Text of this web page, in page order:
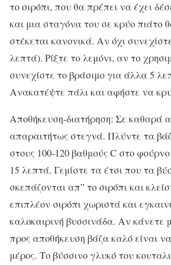
το σιρόπι, που θα πρέπει να έχει
και μια σταγόνα του σε κρύο πιάτο
στέκεται κανονικά. Αν όχι
λεπτά). Ρίξτε το λεμόνι, αν το
συνεχίστε το βράσιμο για άλλα 5
Ανακατέψτε πάλι και αφήστε να
Αποθήκευση-διατήρηση: Σε καθαρά
απαραιτήτως στεγνά. Πλύντε τα
στους 100-120 βαθμούς C στο φούρνο
15 λεπτά. Γεμίστε τα έτσι που τα
σκεπάζονται απ” το σιρόπι και
επιπλέον σιρόπι χωριστά και
καλοκαιρινή βυσσινάδα. Αν κάνετε
προς αποθήκευση βάζα καλό είναι
μέρος. Το βύσσινο γλυκό του